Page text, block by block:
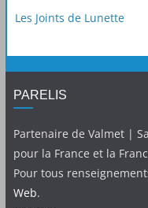
Les Joints de Lunette
PARELIS
Partenaire de Valmet |
pour la France et la
Pour tous
Web.